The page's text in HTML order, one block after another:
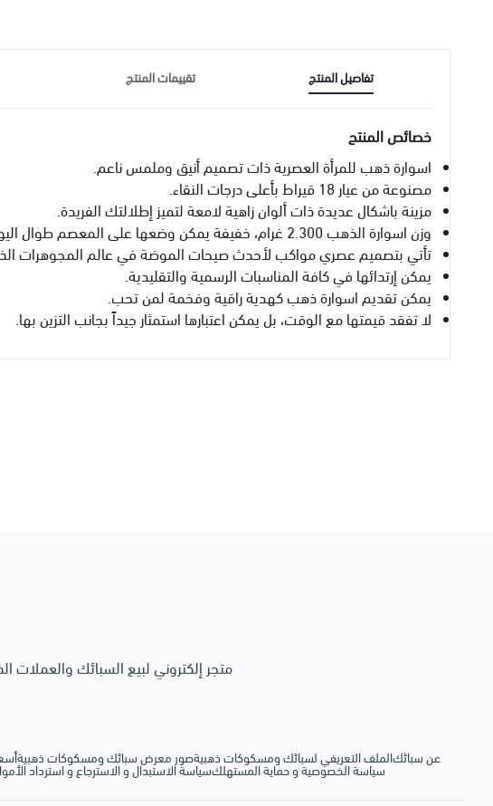
تفاصيل المنتج تقييمات المنتج
خصائص المنتج
اسوارة ذهب للمرأة العصرية ذات تصميم أنيق وملمس ناعم.
مصنوعة من عيار 18 قيراط بأعلى درجات النقاء.
مزينة باشكال عديدة ذات ألوان زاهية لامعة لتميز إطلالتك الفريدة.
وزن اسوارة الذهب 2.300 غرام، خفيفة يمكن وضعها على المعصم طوال اليوم.
تأتي بتصميم عصري مواكب لأحدث صيحات الموضة في عالم المجوهرات
يمكن إرتدائها في كافة المناسبات الرسمية والتقليدية.
يمكن تقديم اسوارة ذهب كهدية راقية وفخمة لمن تحب.
لا تفقد قيمتها مع الوقت، بل يمكن اعتبارها استمثار جيداً بجانب التزين بها.
عن سبائكالملف التعريفي لسبائك ومسكوكات ذهبيةصور معرض سبائك ومسكوكات ذهبية
سياسة الخصوصية و حماية المستهلكسياسة الاستبدال و الاسترجاع و استرداد